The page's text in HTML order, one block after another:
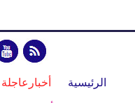
الرئيسية أخبارعاجلة